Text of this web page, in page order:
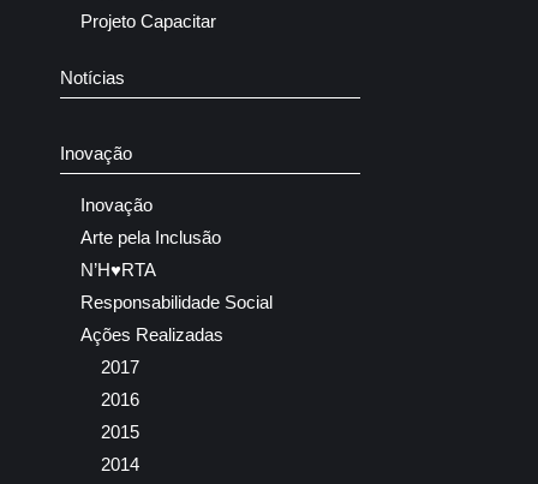
Projeto Capacitar
Notícias
Inovação
Inovação
Arte pela Inclusão
N’H♥RTA
Responsabilidade Social
Ações Realizadas
2017
2016
2015
2014